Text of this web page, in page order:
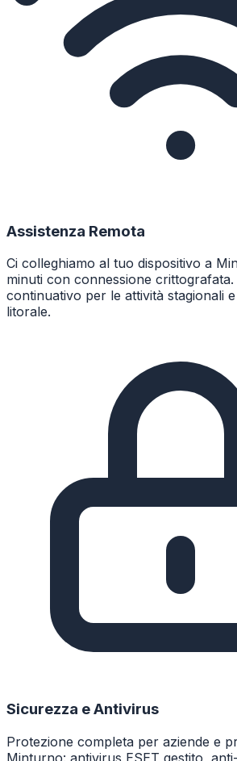
Assistenza Remota
Ci colleghiamo al tuo dispositivo a
minuti con connessione
continuativo per le attività stagionali
litorale.
Sicurezza e Antivirus
Protezione completa per aziende e
Minturno: antivirus ESET gestito,